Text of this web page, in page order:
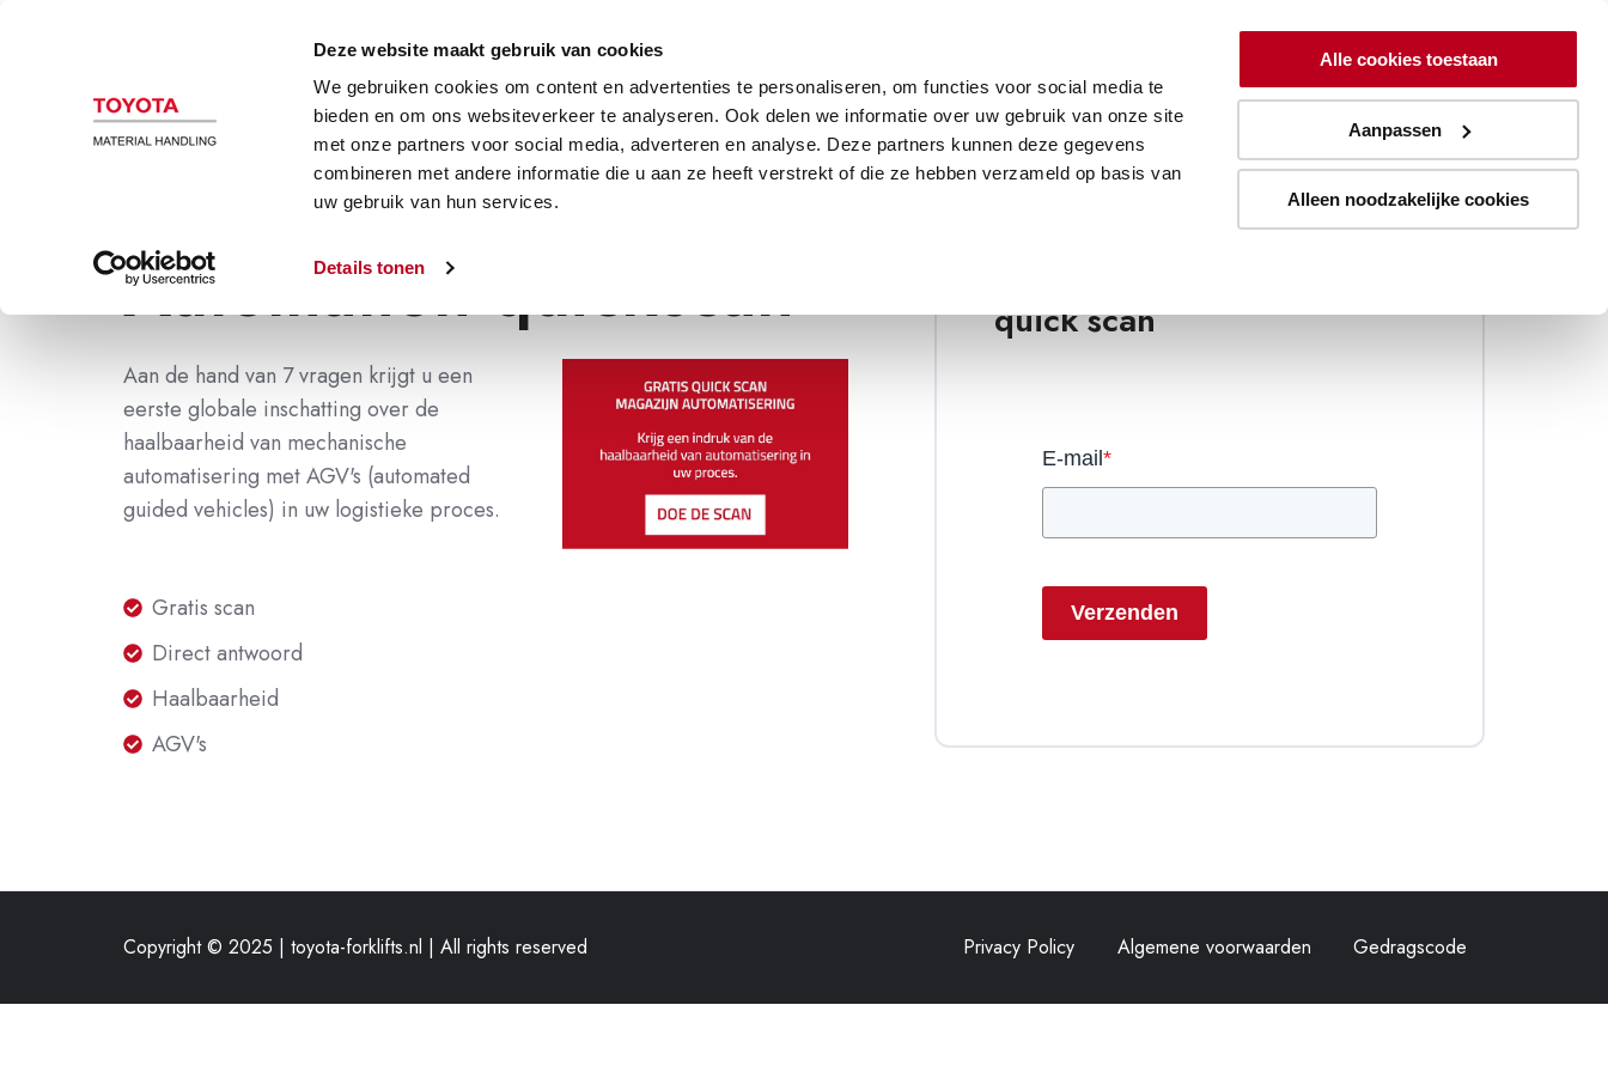
Deze website maakt gebruik van cookies
We gebruiken cookies om content en advertenties te personaliseren, om functies voor social media te
bieden en om ons websiteverkeer te analyseren. Ook delen we informatie over uw gebruik van onze site
met onze partners voor social media, adverteren en analyse. Deze partners kunnen deze gegevens
combineren met andere informatie die u aan ze heeft verstrekt of die ze hebben verzameld op basis van
uw gebruik van hun services.
Details tonen
Alle cookies toestaan
Aanpassen
Alleen noodzakelijke cookies
toyota-forklifts.nl
Automation quickscan
Aan de hand van 7 vragen krijgt u een
eerste globale inschatting over de
haalbaarheid van mechanische
automatisering met AGV's (automated
guided vehicles) in uw logistieke proces.
Gratis scan
Gratis
scanDirect antwoord
Direct
antwoord
Haalbaarheid
Haalbaarheid
AGV's
AGV's
quick scan
E-mail *
Verzenden
Copyright © 2025 | toyota-forklifts.nl | All rights reserved Privacy Policy Algemene voorwaarden Gedragscode